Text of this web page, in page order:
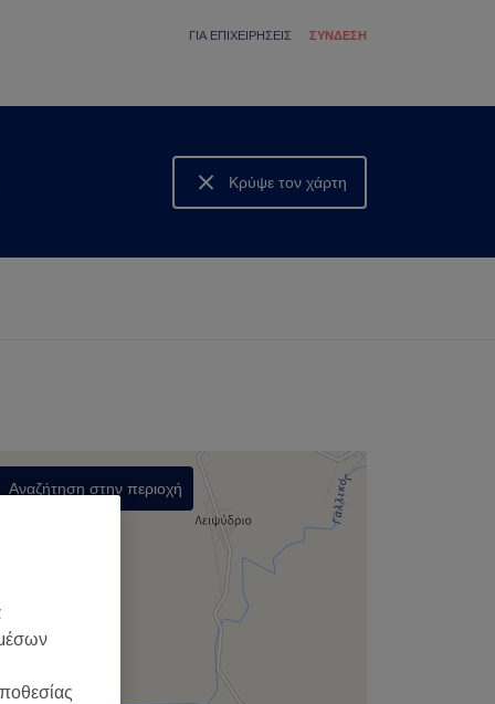
ΓΙΑ ΕΠΙΧΕΙΡΉΣΕΙΣ ΣΎΝΔΕΣΗ
Κρύψε τον χάρτη
Δες τον χάρτη
Αναζήτηση στην περιοχή
μέσων